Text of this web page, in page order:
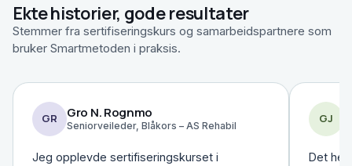
Ekte historier, gode resultater
Stemmer fra sertifiseringskurs og samarbeidspartnere som
bruker Smartmetoden i praksis.
GR Gro N. Rognmo
Seniorveileder, Blåkors – AS Rehabil
Jeg opplevde sertifiseringskurset i
GJ
Det